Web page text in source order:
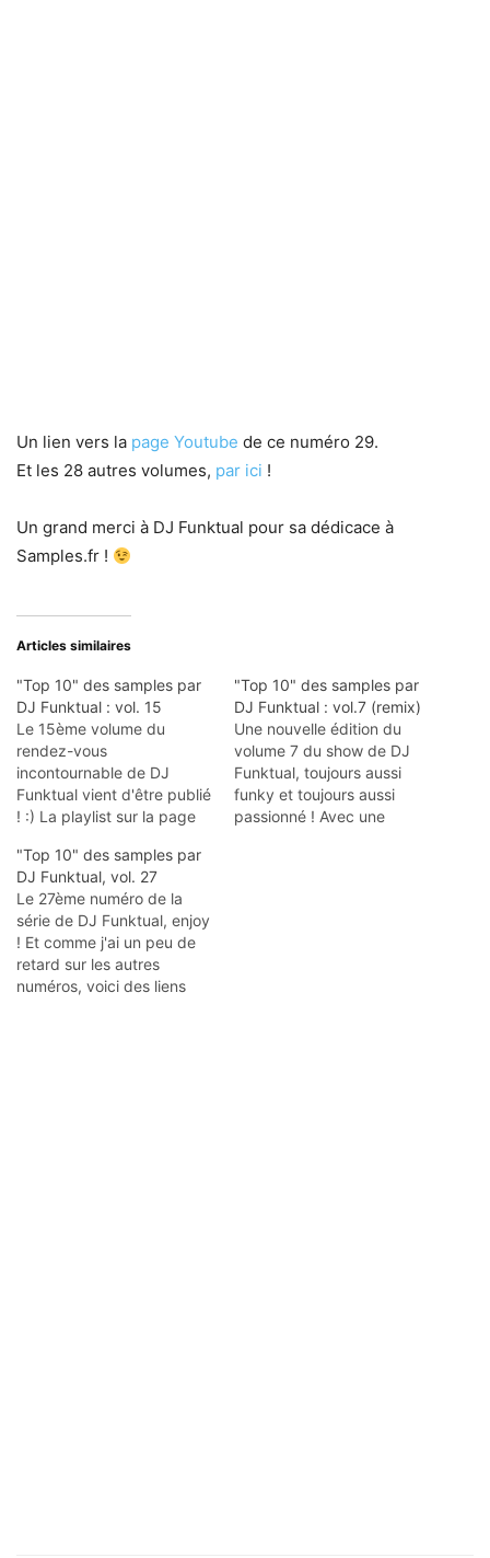
Un lien vers la page Youtube de ce numéro 29.
Et les 28 autres volumes, par ici !
Un grand merci à DJ Funktual pour sa dédicace à
Samples.fr !
Articles similaires
"Top 10" des samples par
DJ Funktual : vol. 15
Le 15ème volume du
rendez-vous
incontournable de DJ
Funktual vient d'être publié
! :) La playlist sur la page
d'habitude ! Retrouvez
tous les autres volumes
des top 10, sur cette page.
"Top 10" des samples par
DJ Funktual : vol.7 (remix)
Une nouvelle édition du
volume 7 du show de DJ
Funktual, toujours aussi
funky et toujours aussi
passionné ! Avec une
"Top 10" des samples par
DJ Funktual, vol. 27
Le 27ème numéro de la
série de DJ Funktual, enjoy
! Et comme j'ai un peu de
retard sur les autres
numéros, voici des liens